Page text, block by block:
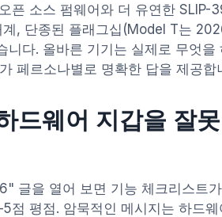
픈 소스 펌웨어와 더 유연한 SLIP-
, 단종된 플래그십(Model T는
다. 올바른 기기는 실제로 무엇을
페르소나별로 명확한 답을 제공합
드웨어 지갑을 잘
글을 열어 보면 기능 체크리스트
점 평점. 암묵적인 메시지는 하드